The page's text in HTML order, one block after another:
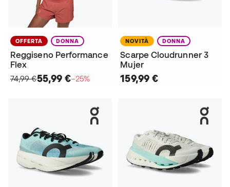
OFFERTA DONNA
Reggiseno Performance
Flex
74,99 €55,99 €−25%
NOVITÀ DONNA
Scarpe Cloudrunner 3
Mujer
159,99 €